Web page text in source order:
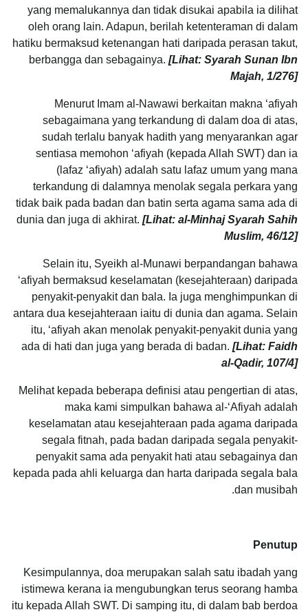
yang memalukannya dan tidak disukai apabila ia dilihat
oleh orang lain. Adapun, berilah ketenteraman di dalam
hatiku bermaksud ketenangan hati daripada perasan takut,
berbangga dan sebagainya. [Lihat: Syarah Sunan Ibn
Majah, 1/276]
Menurut Imam al-Nawawi berkaitan makna ‘afiyah
sebagaimana yang terkandung di dalam doa di atas,
sudah terlalu banyak hadith yang menyarankan agar
sentiasa memohon ‘afiyah (kepada Allah SWT) dan ia
(lafaz ‘afiyah) adalah satu lafaz umum yang mana
terkandung di dalamnya menolak segala perkara yang
tidak baik pada badan dan batin serta agama sama ada di
dunia dan juga di akhirat. [Lihat: al-Minhaj Syarah Sahih
Muslim, 46/12]
Selain itu, Syeikh al-Munawi berpandangan bahawa
‘afiyah bermaksud keselamatan (kesejahteraan) daripada
penyakit-penyakit dan bala. Ia juga menghimpunkan di
antara dua kesejahteraan iaitu di dunia dan agama. Selain
itu, ‘afiyah akan menolak penyakit-penyakit dunia yang
ada di hati dan juga yang berada di badan. [Lihat: Faidh
al-Qadir, 107/4]
Melihat kepada beberapa definisi atau pengertian di atas,
maka kami simpulkan bahawa al-‘Afiyah adalah
keselamatan atau kesejahteraan pada agama daripada
segala fitnah, pada badan daripada segala penyakit-
penyakit sama ada penyakit hati atau sebagainya dan
kepada pada ahli keluarga dan harta daripada segala bala
dan musibah.
Penutup
Kesimpulannya, doa merupakan salah satu ibadah yang
istimewa kerana ia mengubungkan terus seorang hamba
itu kepada Allah SWT. Di samping itu, di dalam bab berdoa